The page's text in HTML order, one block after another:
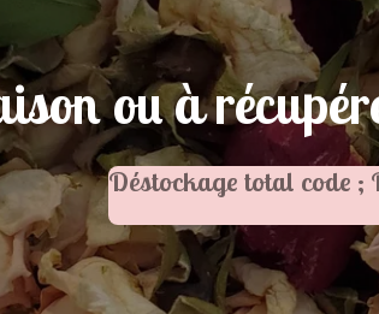
ou à
Déstockage total code ;